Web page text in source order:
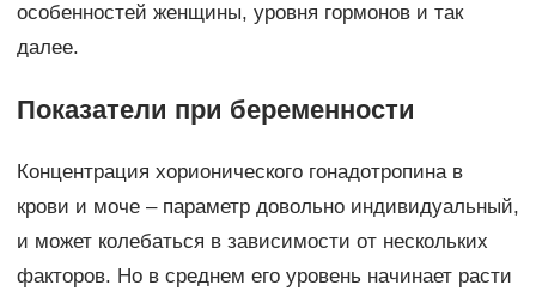
особенностей женщины, уровня гормонов и так
далее.
Показатели при беременности
Концентрация хорионического гонадотропина в
крови и моче – параметр довольно индивидуальный,
и может колебаться в зависимости от нескольких
факторов. Но в среднем его уровень начинает расти